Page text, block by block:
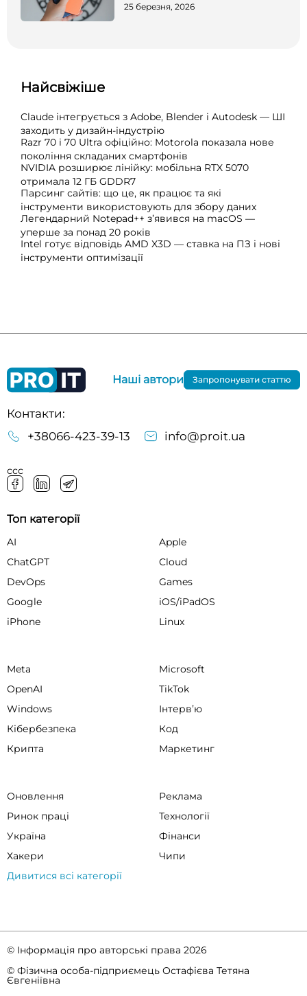
25 березня, 2026
Найсвіжіше
Claude інтегрується з Adobe, Blender і Autodesk — ШІ
заходить у дизайн-індустрію
Razr 70 і 70 Ultra офіційно: Motorola показала нове
покоління складаних смартфонів
NVIDIA розширює лінійку: мобільна RTX 5070
отримала 12 ГБ GDDR7
Парсинг сайтів: що це, як працює та які
інструменти використовують для збору даних
Легендарний Notepad++ з’явився на macOS —
уперше за понад 20 років
Intel готує відповідь AMD X3D — ставка на ПЗ і нові
інструменти оптимізації
Контакти:
+38066-423-39-13
info@proit.ua
ссс
Наші автори Запропонувати статтю
Топ категорії
AI
Apple
ChatGPT
Cloud
DevOps
Games
Google
iOS/iPadOS
iPhone
Linux
Meta
Microsoft
OpenAI
TikTok
Windows
Інтервʼю
Кібербезпека
Код
Крипта
Маркетинг
Оновлення
Реклама
Ринок праці
Технології
Україна
Фінанси
Хакери
Чипи
Дивитися всі категорії
© Інформація про авторські права 2026
© Фізична особа-підприємець Остафієва Тетяна
Євгеніївна